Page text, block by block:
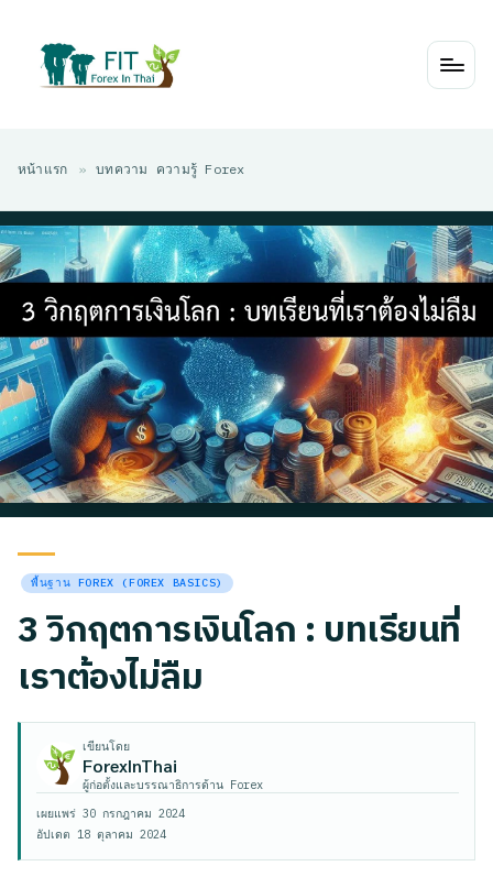
หน้าแรก » บทความ ความรู้ Forex
Posted
พื้นฐาน FOREX (FOREX BASICS)
3 วิกฤตการเงินโลก : บทเรียนที่
เราต้องไม่ลืม
เขียนโดย
ForexInThai
ผู้ก่อตั้งและบรรณาธิการด้าน Forex
เผยแพร่ 30 กรกฎาคม 2024
อัปเดต 18 ตุลาคม 2024